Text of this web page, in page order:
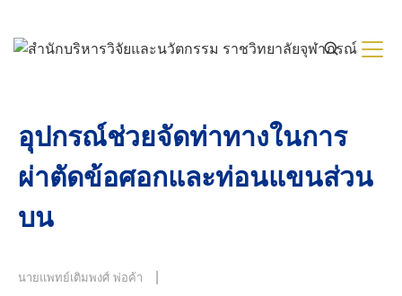
content
อุปกรณ์ช่วยจัดท่าทางในการ
ผ่าตัดข้อศอกและท่อนแขนส่วน
บน
นายแพทย์เติมพงศ์ พ่อค้า